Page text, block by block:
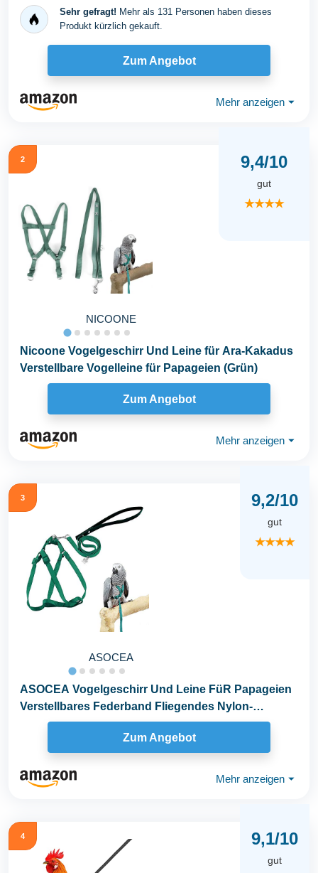
Fliegen...Sehr gefragt! Mehr als 131 Personen haben dieses
Produkt kürzlich gekauft.
Zum Angebot
Mehr anzeigen ⏷
2
NICOONE
9,4/10
gut
★★★★
Nicoone Vogelgeschirr Und Leine für Ara-Kakadus
Verstellbare Vogelleine für Papageien (Grün)
Zum Angebot
Mehr anzeigen ⏷
3
ASOCEA
9,2/10
gut
★★★★
ASOCEA Vogelgeschirr Und Leine FüR Papageien
Verstellbares Federband Fliegendes Nylon-
Laufseil...
Zum Angebot
Mehr anzeigen ⏷
4 9,1/10
gut